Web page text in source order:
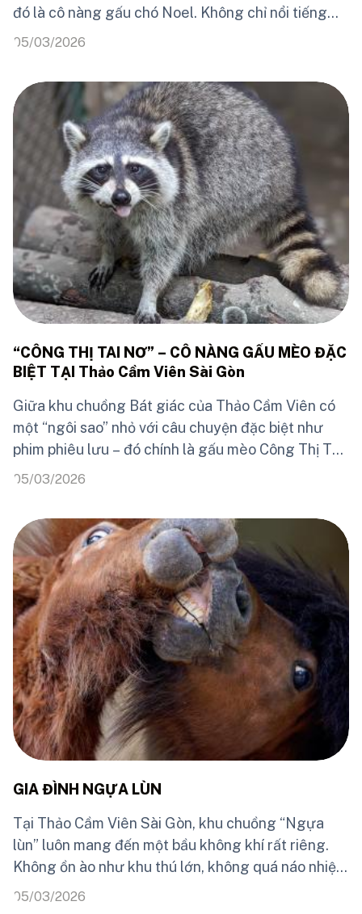
đó là cô nàng gấu chó Noel. Không chỉ nổi tiếng
trên mạng xã hội, Noel còn từng đạt danh hiệu
chức nhờ dáng đứng “chuẩn người mẫu” đầy thần
thái. Noel thuộc loài Helarctos malayanus – hay
còn gọi là gấu chó, loài gấu nhỏ nhất thế giới, nổi
bật với bộ lông ngắn, đen bóng và mảng lông
trắng ngà hình lưỡi liềm trước ngực.
05/03/2026
“CÔNG THỊ TAI NƠ” – CÔ NÀNG GẤU MÈO ĐẶC
BIỆT TẠI Thảo Cầm Viên Sài Gòn
Giữa khu chuồng Bát giác của Thảo Cầm Viên có
một “ngôi sao” nhỏ với câu chuyện đặc biệt như
phim phiêu lưu – đó chính là gấu mèo Công Thị Tai
Nơ. Gấu mèo Tai Nơ (Procyon lotor)– loài động vật
tháo vát. Cô nàng sở hữu bộ lông xám nâu pha
trắng, chiếc đuôi dài sọc đen trắng đặc trưng và
đôi mắt đen tròn lúc nào cũng tò mò quan sát xung
quanh. Tai Nơ leo trèo rất giỏi, bơi lội nhanh nhẹn
và đặc biệt thích nằm ngửa thư giãn trên cành cây
cao.
05/03/2026
GIA ĐÌNH NGỰA LÙN
Tại Thảo Cầm Viên Sài Gòn, khu chuồng “Ngựa
lùn” luôn mang đến một bầu không khí rất riêng.
Không ồn ào như khu thú lớn, không quá náo nhiệt,
nơi đây dịu dàng và gần gũi – giống như chính
05/03/2026